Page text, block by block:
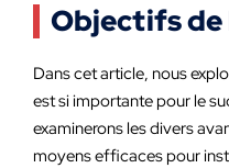
Objectifs de
Dans cet article, nous
est si importante pour le
examinerons les divers
moyens efficaces pour